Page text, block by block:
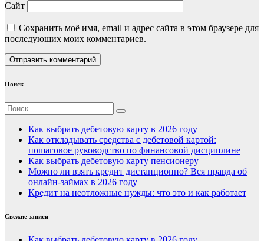
Сайт
Сохранить моё имя, email и адрес сайта в этом браузере для
последующих моих комментариев.
Поиск
Как выбрать дебетовую карту в 2026 году
Как откладывать средства с дебетовой картой:
пошаговое руководство по финансовой дисциплине
Как выбрать дебетовую карту пенсионеру
Можно ли взять кредит дистанционно? Вся правда об
онлайн-займах в 2026 году
Кредит на неотложные нужды: что это и как работает
Свежие записи